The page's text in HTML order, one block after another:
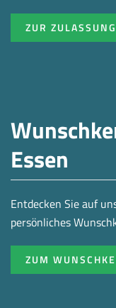
ZUR
Essen
Entdecken Sie auf
persönliches
ZUM